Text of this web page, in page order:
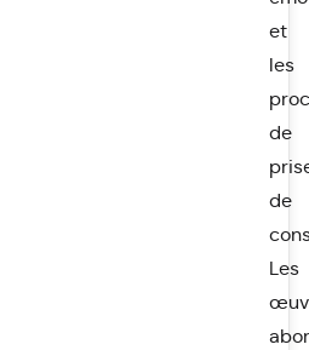
et
les
de
de
Les